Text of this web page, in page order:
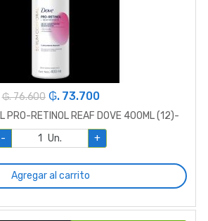
₲. 76.600 ₲. 73.700
PRO-RETINOL REAF DOVE 400ML (12)-
-
Un. +
Agregar al carrito